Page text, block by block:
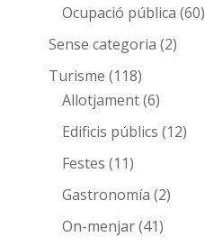
Ocupació pública (60)
Sense categoria (2)
Turisme (118)
Allotjament(6)
Edificis públics (12)
Festes (11)
Gastronomía (2)
On-menjar(41)